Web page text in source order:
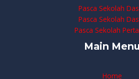
Pasca Sekolah
Pasca Sekolah
Pasca Sekolah
Main Menu
Home